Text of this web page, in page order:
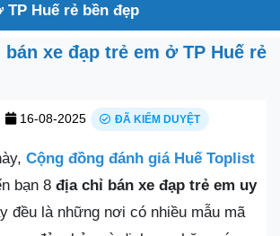
TP Huế rẻ bền đẹp
xe đạp trẻ em ở TP Huế rẻ
16-08-2025 ĐÃ KIỂM DUYỆT
Cộng đồng đánh giá Huế Toplist
bạn 8 địa chỉ bán xe đạp trẻ em uy
đều là những nơi có nhiều mẫu mã